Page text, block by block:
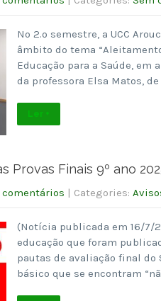
No 2.º semestre, a UCC
âmbito do tema
Educação para a Saúde,
da professora Elsa Matos,
Ler +
Provas Finais 9º ano
comentários | Categories:
(Notícia publicada em 16/7/
educação que foram
pautas de avaliação final do
básico que se encontram